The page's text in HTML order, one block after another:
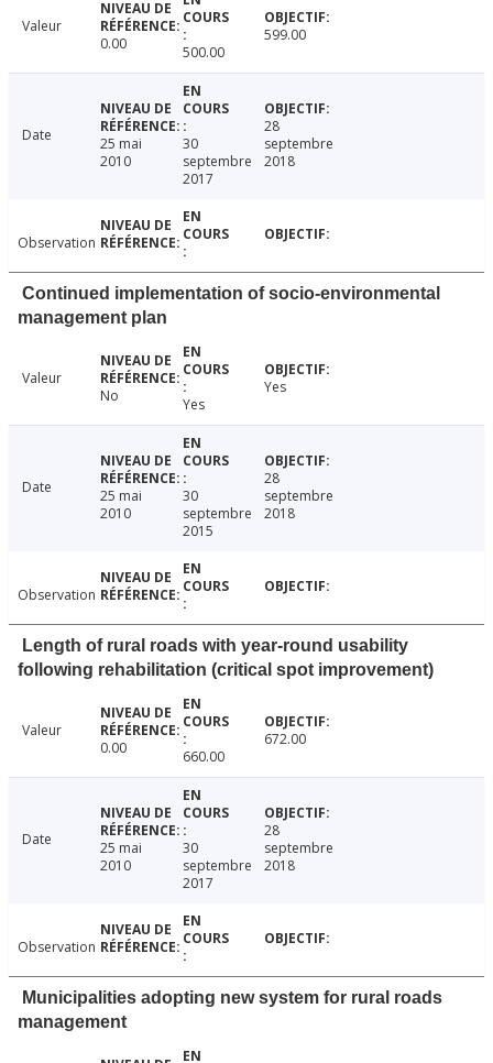
Valeur
0.00
500.00
599.00
Date
25 mai
2010
30
septembre
2017
28
septembre
2018
Observation
Continued implementation of socio-environmental
management plan
Valeur
No
Yes
Yes
Date
25 mai
2010
30
septembre
2015
28
septembre
2018
Observation
Length of rural roads with year-round usability
following rehabilitation (critical spot improvement)
Valeur
0.00
660.00
672.00
Date
25 mai
2010
30
septembre
2017
28
septembre
2018
Observation
Municipalities adopting new system for rural roads
management